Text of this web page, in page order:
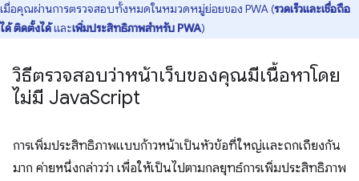
เมื่อคุณผ่านการตรวจสอบทั้งหมดในหมวดหมู่ย่อยของ PWA (รวดเร็วและเชื่อถือ
ได้ติดตั้งได้และเพิ่มประสิทธิภาพสำหรับ PWA)
วิธีตรวจสอบว่าหน้าเว็บของคุณมีเนื้อหาโดย
ไม่มี JavaScript
การเพิ่มประสิทธิภาพแบบก้าวหน้าเป็นหัวข้อที่ใหญ่และถกเถียงกัน
มาก ค่ายหนึ่งกล่าวว่า เพื่อให้เป็นไปตามกลยุทธ์การเพิ่มประสิทธิภาพ